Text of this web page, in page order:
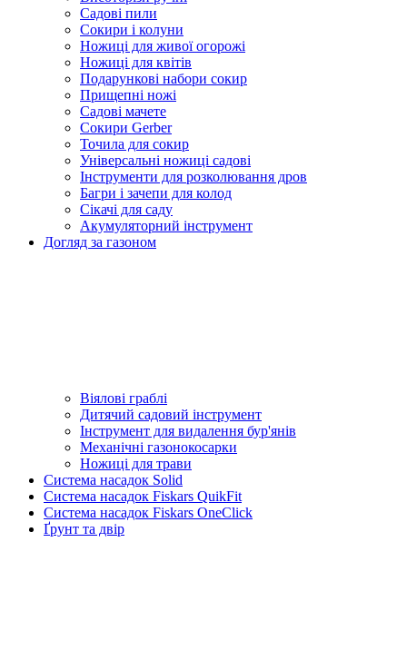
Садові пили
Сокири і колуни
Ножиці для живої огорожі
Ножиці для квітів
Подарункові набори сокир
Прищепні ножі
Садові мачете
Сокири Gerber
Точила для сокир
Універсальні ножиці садові
Інструменти для розколювання дров
Багри і зачепи для колод
Сікачі для саду
Акумуляторний інструмент
Догляд за газоном
Віялові граблі
Дитячий садовий інструмент
Інструмент для видалення бур'янів
Механічні газонокосарки
Ножиці для трави
Система насадок Solid
Система насадок Fiskars QuikFit
Система насадок Fiskars OneClick
Ґрунт та двір